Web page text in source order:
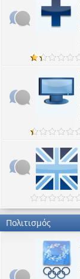
Πολιτισμός